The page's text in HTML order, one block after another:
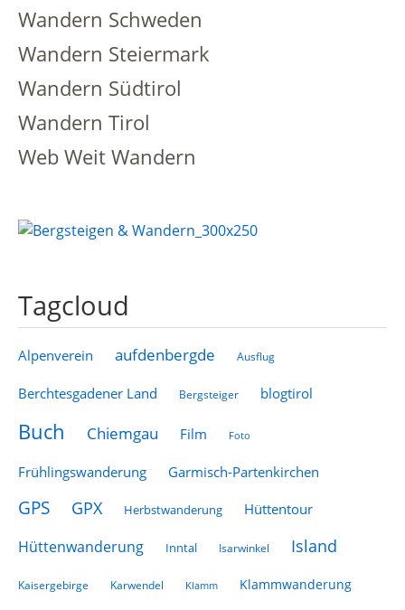
Wandern Schweden
Wandern Steiermark
Wandern Südtirol
Wandern Tirol
Web Weit Wandern
Tagcloud
Alpenverein aufdenbergde Ausflug
Berchtesgadener Land Bergsteiger blogtirol
Buch Chiemgau Film Foto
Frühlingswanderung Garmisch-Partenkirchen
GPS GPX Herbstwanderung Hüttentour
Hüttenwanderung Inntal Isarwinkel Island
Kaisergebirge Karwendel Klamm Klammwanderung